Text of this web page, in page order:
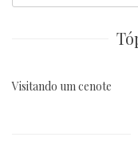
for:
Visitando um cenote